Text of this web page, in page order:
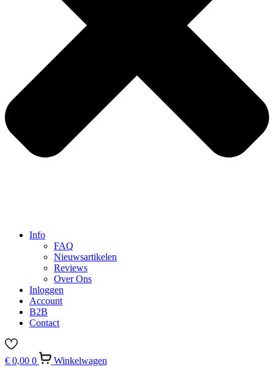
Info
FAQ
Nieuwsartikelen
Reviews
Over Ons
Inloggen
Account
B2B
Contact
€ 0,00 0
Winkelwagen